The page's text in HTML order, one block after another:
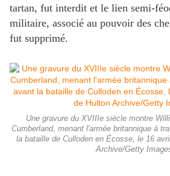
tartan, fut interdit et le lien semi-
militaire, associé au pouvoir des
fut supprimé.
Une gravure du XVIIIe siècle montre
Cumberland, menant l'armée britannique à
la bataille de Culloden en Écosse, le 16
Archive/Getty